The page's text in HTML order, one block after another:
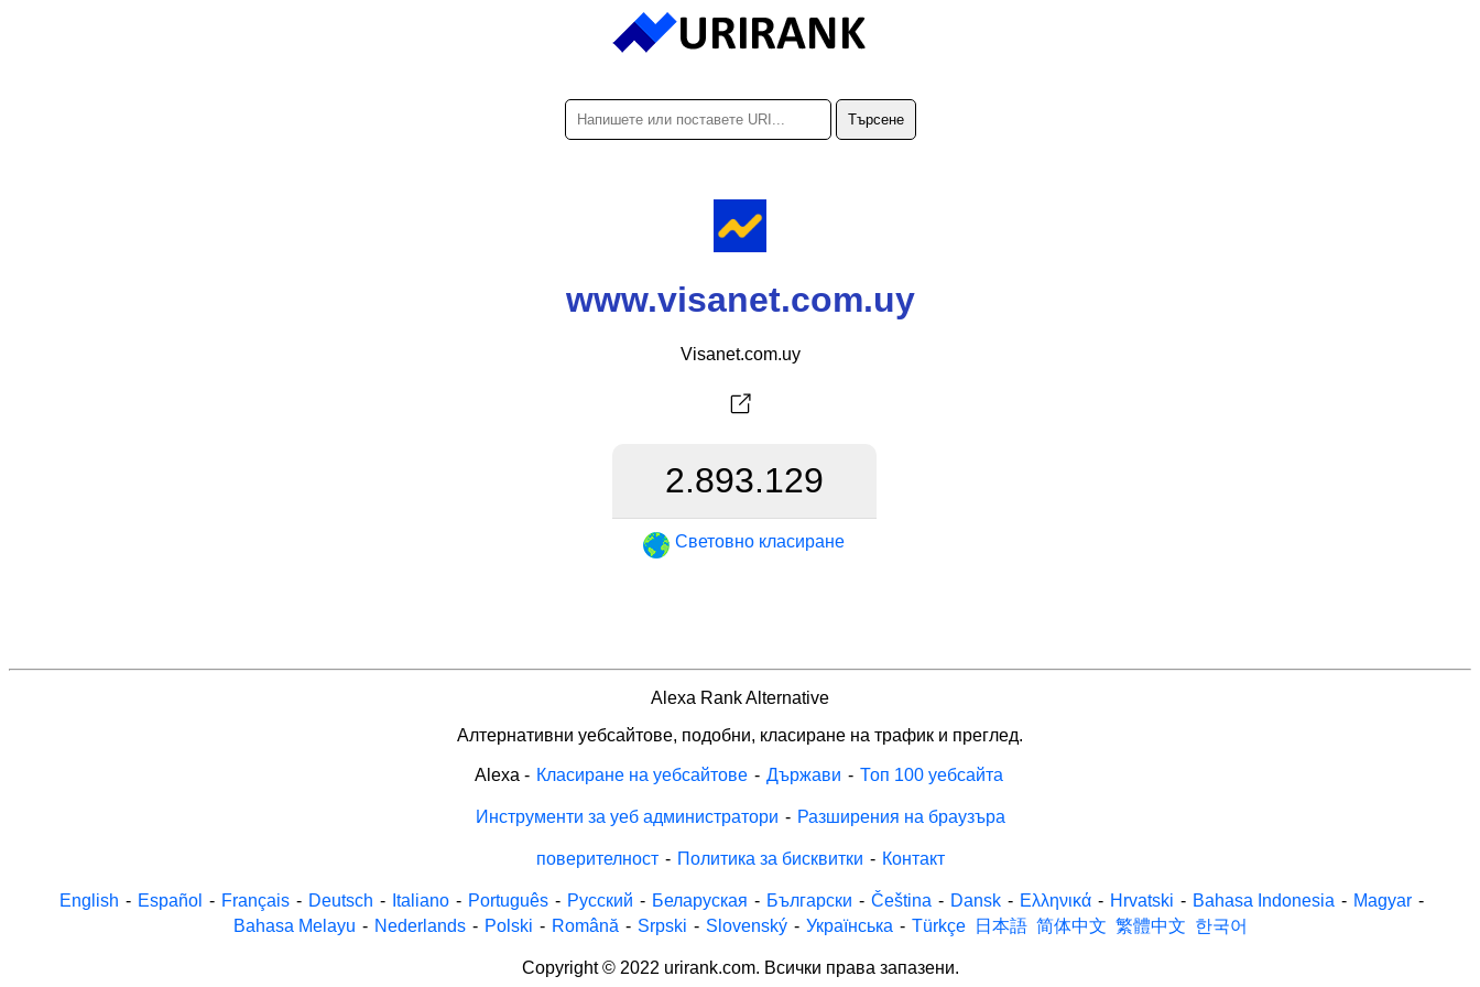
www.visanet.com.uy
Visanet.com.uy
2.893.129
Световно класиране
Alexa Rank Alternative
Алтернативни уебсайтове, подобни, класиране на трафик и преглед.
Alexa - Класиране на уебсайтове - Държави - Топ 100 уебсайта
Инструменти за уеб администратори - Разширения на браузъра
поверителност - Политика за бисквитки - Контакт
English - Español - Français - Deutsch - Italiano - Português - Русский - Беларуская - Български - Čeština - Dansk - Ελληνικά - Hrvatski - Bahasa Indonesia - Magyar -
Bahasa Melayu - Nederlands - Polski - Română - Srpski - Slovenský - Українська - Türkçe 日本語 简体中文 繁體中文 한국어
Copyright © 2022 urirank.com. Всички права запазени.